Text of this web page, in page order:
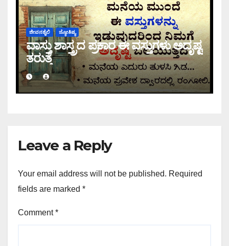
ಜೀವನಶೈಲಿ ಜ್ಯೋತಿಷ್ಯ
ವಾಸ್ತು ಶಾಸ್ತ್ರದ ಪ್ರಕಾರ ಈ ವಸ್ತುಗಳು ಅದೃಷ್ಟ
ತರುತ್ತೆ
Leave a Reply
Your email address will not be published. Required
fields are marked *
Comment*